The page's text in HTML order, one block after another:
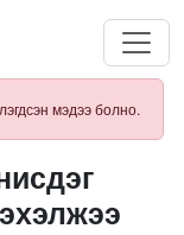
мэдээ болно.